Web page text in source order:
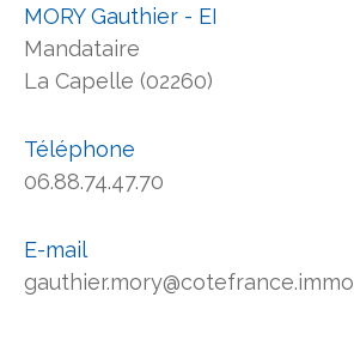
MORY Gauthier - EI
Mandataire
La Capelle (02260)
Téléphone
06.88.74.47.70
E-mail
gauthier.mory@cotefrance.immo